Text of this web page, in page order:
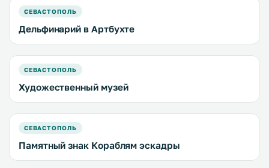
СЕВАСТОПОЛЬ
Дельфинарий в Артбухте
СЕВАСТОПОЛЬ
Художественный музей
СЕВАСТОПОЛЬ
Памятный знак Кораблям эскадры